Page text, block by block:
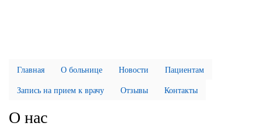
Главная О больнице Новости
Пациентам
Запись на прием к врачу
Отзывы Контакты
О нас